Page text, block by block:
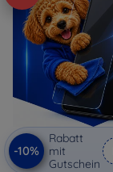
-10%
Rabatt
mit
Gutschein